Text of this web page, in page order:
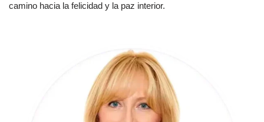
camino hacia la felicidad y la paz interior.